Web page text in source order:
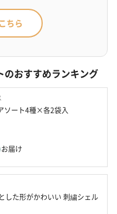
ちら
のおすすめランキング
ソート4種×各2袋入
お届け
した形がかわいい 刺繍シェル